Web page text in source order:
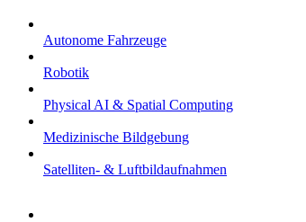
Autonome Fahrzeuge
Robotik
Physical AI & Spatial Computing
Medizinische Bildgebung
Satelliten- & Luftbildaufnahmen